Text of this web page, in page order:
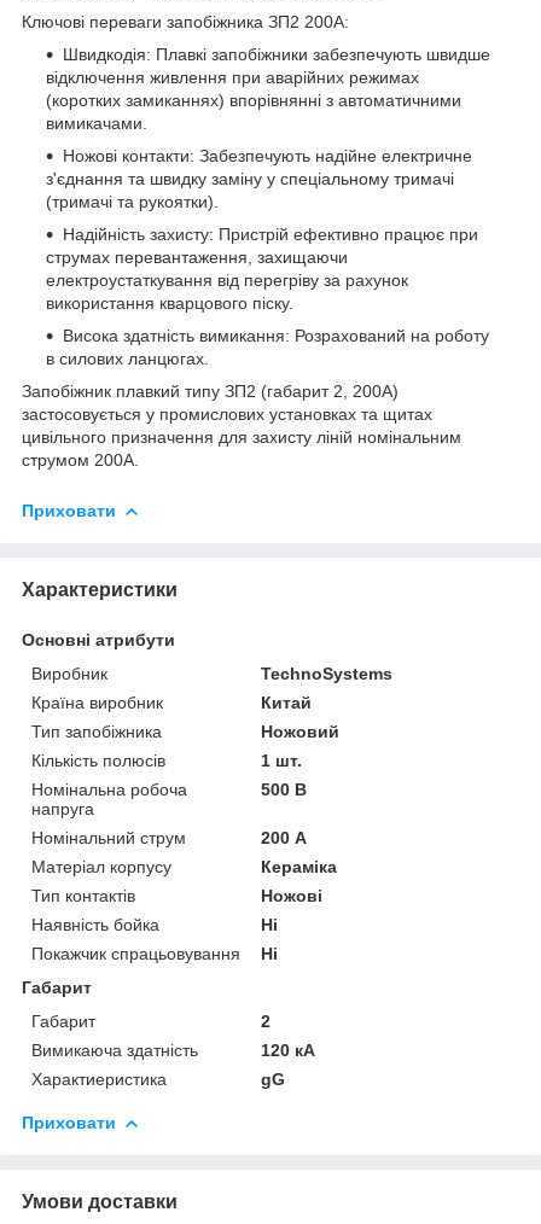
Ключові переваги запобіжника ЗП2 200А:
Швидкодія: Плавкі запобіжники забезпечують швидше
відключення живлення при аварійних режимах
(коротких замиканнях) впорівнянні з автоматичними
вимикачами.
Ножові контакти: Забезпечують надійне електричне
з'єднання та швидку заміну у спеціальному тримачі
(тримачі та рукоятки).
Надійність захисту: Пристрій ефективно працює при
струмах перевантаження, захищаючи
електроустаткування від перегріву за рахунок
використання кварцового піску.
Висока здатність вимикання: Розрахований на роботу
в силових ланцюгах.
Запобіжник плавкий типу ЗП2 (габарит 2, 200А)
застосовується у промислових установках та щитах
цивільного призначення для захисту ліній номінальним
струмом 200А.
Приховати
Характеристики
Основні атрибути
Виробник
TechnoSystems
Країна виробник
Китай
Тип запобіжника
Ножовий
Кількість полюсів
1 шт.
Номінальна робоча
напруга
500 В
Номінальний струм
200 А
Матеріал корпусу
Кераміка
Тип контактів
Ножові
Наявність бойка
Ні
Покажчик спрацьовування
Ні
Габарит
Габарит
2
Вимикаюча здатність
120 кА
Характиеристика
gG
Приховати
Умови доставки